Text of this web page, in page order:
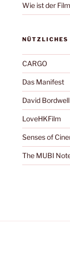
Wie ist der
NÜTZLICHES
CARGO
Das Manifest
David Bordwell
LoveHKFilm
Senses of
The MUBI